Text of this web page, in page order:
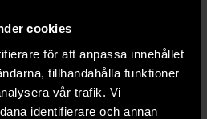
cookies
för att anpassa innehållet
tillhandahålla funktioner
vår trafik. Vi
identifierare och annan